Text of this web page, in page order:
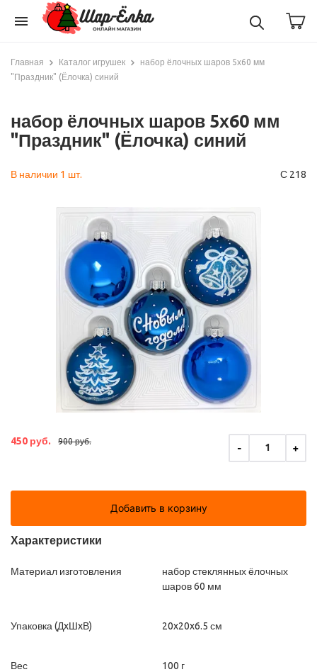
menu
Главная Каталог игрушек
набор ёлочных шаров 5х60 мм
"Праздник" (Ёлочка) синий
набор ёлочных шаров 5х60 мм
"Праздник" (Ёлочка) синий
В наличии 1 шт. С 218
450 руб. 900 руб.
- 1 +
Добавить в корзину
Характеристики
Материал изготовления
набор стеклянных ёлочных
шаров 60 мм
Упаковка (ДxШxВ) 20x20x6.5 см
Вес 100 г